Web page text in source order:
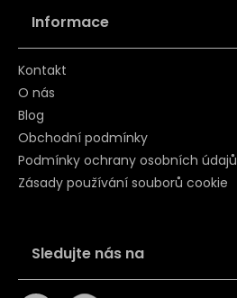
Informace
Kontakt
O nás
Blog
Obchodní podmínky
Podmínky ochrany osobních údajů
Zásady používání souborů cookie
Sledujte nás na